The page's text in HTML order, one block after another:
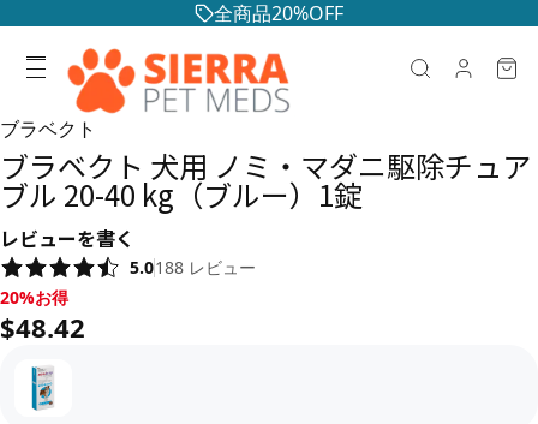
全商品20%OFF
ブラベクト
ブラベクト 犬用 ノミ・マダニ駆除チュア
ブル 20-40 kg（ブルー）1錠
レビューを書く
5.0188 レビュー
20%お得, $48.42
20%お得
$48.42